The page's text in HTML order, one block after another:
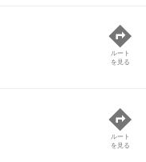
ルート
を見る
ルート
を見る